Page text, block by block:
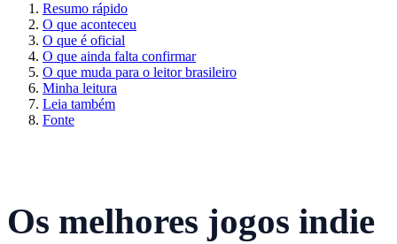
Resumo rápido
O que aconteceu
O que é oficial
O que ainda falta confirmar
O que muda para o leitor brasileiro
Minha leitura
Leia também
Fonte
Os melhores jogos indie